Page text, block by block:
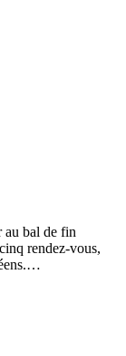
au bal de fin
rendez-vous,
…